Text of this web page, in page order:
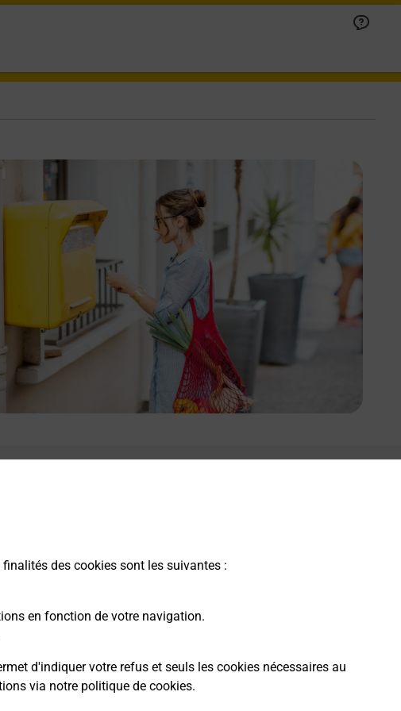
des cookies sont les suivantes :
en fonction de votre navigation.
d'indiquer votre refus et seuls les cookies nécessaires au
via notre politique de cookies.